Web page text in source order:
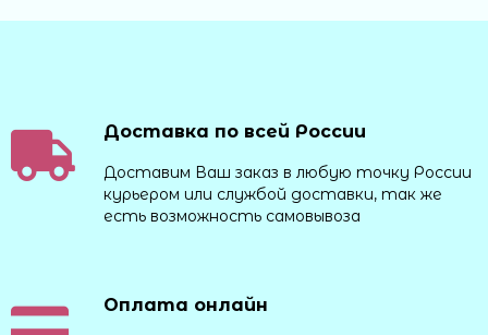
Доставка по всей России
Доставим Ваш заказ в любую точку России
курьером или службой доставки, так же
есть возможность самовывоза
Оплата онлайн